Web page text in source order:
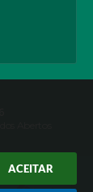
ACEITAR